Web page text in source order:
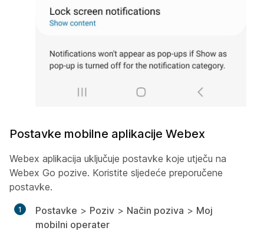
Postavke mobilne aplikacije Webex
Webex aplikacija uključuje postavke koje utječu na
Webex Go pozive. Koristite sljedeće preporučene
postavke.
Postavke > Poziv > Način poziva > Moj
mobilni operater